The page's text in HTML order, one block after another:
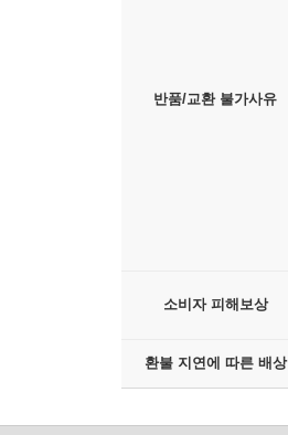
반품/교환 불가사유
소비자 피해보상
환불 지연에 따른 배상